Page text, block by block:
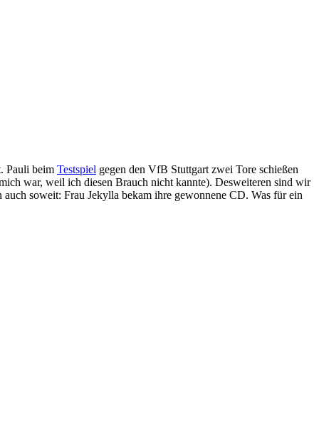
Pauli beim Testspiel gegen den VfB Stuttgart zwei Tore schießen
war, weil ich diesen Brauch nicht kannte). Desweiteren sind wir
soweit: Frau Jekylla bekam ihre gewonnene CD. Was für ein